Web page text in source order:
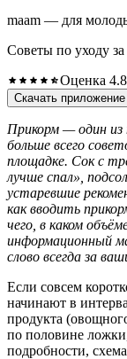
maam — для
Советы по уходу
Оценка 4.8
Скачать приложение
Прикорм — один из
больше всего
площадке. Сок с
лучше спал»,
устаревшие
как вводить
чего, в каком
информационный
слово всегда за
Если совсем
начинают в
продукта
по половине
подробности,